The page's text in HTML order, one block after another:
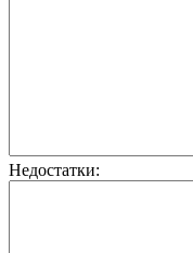
Недостатки: